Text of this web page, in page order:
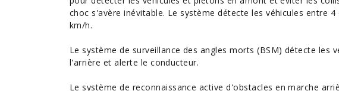
choc s'avère inévitable. Le système détecte les véhicules entre
km/h.
Le système de surveillance des angles morts (BSM) détecte les
l'arrière et alerte le conducteur.
Le système de reconnaissance active d'obstacles en marche